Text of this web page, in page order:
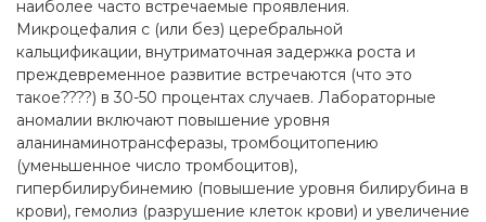
наиболее часто встречаемые проявления.
Микроцефалия с (или без) церебральной
кальцификации, внутриматочная задержка роста и
преждевременное развитие встречаются (что это
такое????) в 30-50 процентах случаев. Лабораторные
аномалии включают повышение уровня
аланинаминотрансферазы, тромбоцитопению
(уменьшенное число тромбоцитов),
гипербилирубинемию (повышение уровня билирубина в
крови), гемолиз (разрушение клеток крови) и увеличение